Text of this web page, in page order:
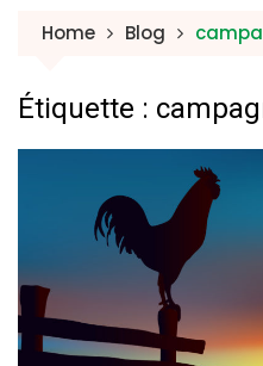
Home Blog
Étiquette :